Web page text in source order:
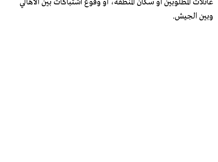
عائلات المطلوبين أو سكان المنطقة، أو وقوع اشتباكات بين الأهالي
وبين الجيش.